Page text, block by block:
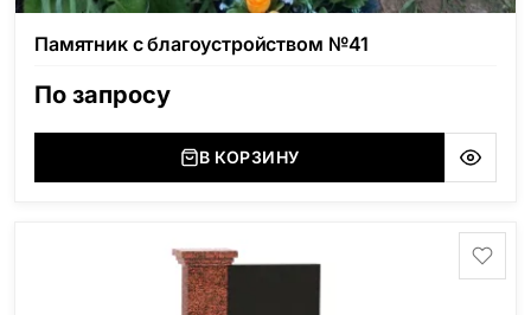
Памятник с благоустройством №41
По запросу
В КОРЗИНУ